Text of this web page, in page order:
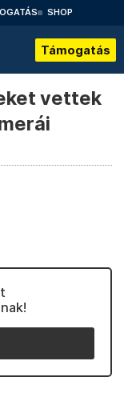
SHOP
Támogatás
vettek